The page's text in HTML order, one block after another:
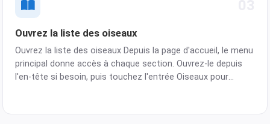
Ouvrez la liste des oiseaux
Ouvrez la liste des oiseaux Depuis la page d'accueil, le menu
principal donne accès à chaque section. Ouvrez-le depuis
l'en-tête si besoin, puis touchez l'entrée Oiseaux pour